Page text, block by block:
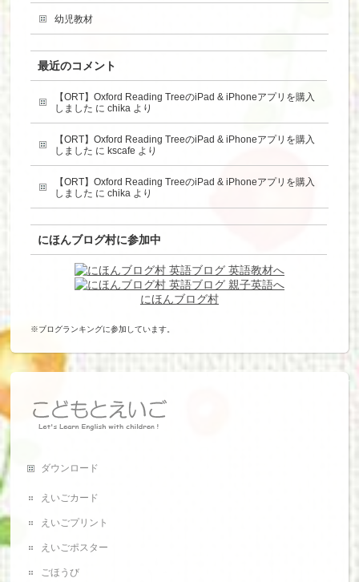
幼児教材
最近のコメント
【ORT】Oxford Reading TreeのiPad & iPhoneアプリを購入
しました にchika より
【ORT】Oxford Reading TreeのiPad & iPhoneアプリを購入
しました に kscafe より
【ORT】Oxford Reading TreeのiPad & iPhoneアプリを購入
しました にchika より
にほんブログ村に参加中
にほんブログ村
※ブログランキングに参加しています。
ダウンロード
えいごカード
えいごプリント
えいごポスター
ごほうび